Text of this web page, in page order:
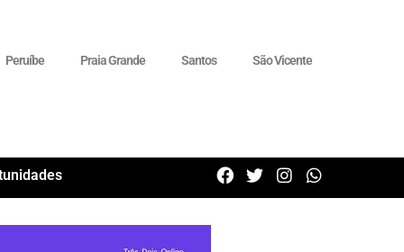
Peruíbe Praia Grande Santos São Vicente